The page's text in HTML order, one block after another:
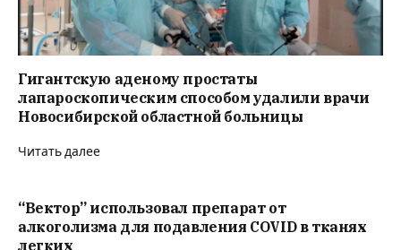
Гигантскую аденому простаты
лапароскопическим способом удалили врачи
Новосибирской областной больницы
Читать далее
“Вектор” использовал препарат от
алкоголизма для подавления COVID в тканях
легких